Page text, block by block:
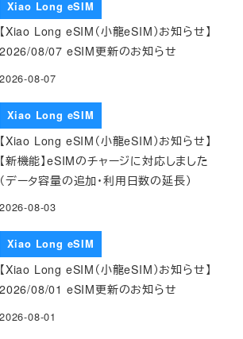
Xiao Long eSIM
【Xiao Long eSIM（小龍eSIM）お知らせ】
2026/08/07 eSIM更新のお知らせ
2026-08-07
Xiao Long eSIM
【Xiao Long eSIM（小龍eSIM）お知らせ】
【新機能】eSIMのチャージに対応しました
（データ容量の追加・利用日数の延長）
2026-08-03
Xiao Long eSIM
【Xiao Long eSIM（小龍eSIM）お知らせ】
2026/08/01 eSIM更新のお知らせ
2026-08-01